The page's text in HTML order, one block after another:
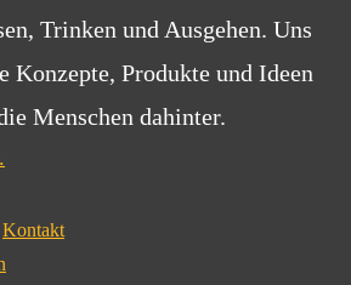
Trinken und Ausgehen. Uns
Konzepte, Produkte und Ideen
Menschen dahinter.
Kontakt